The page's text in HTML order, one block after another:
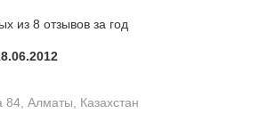
из 8 отзывов за год
Алматы, Казахстан